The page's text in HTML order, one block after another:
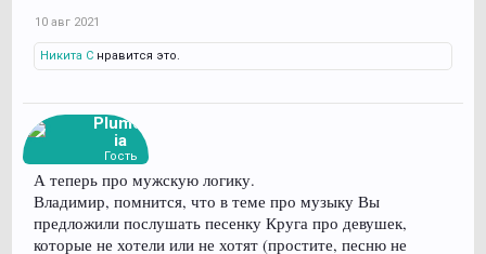
10 авг 2021
Никита С нравится это.
Plumer
ia
Гость
А теперь про мужскую логику.
Владимир, помнится, что в теме про музыку Вы
предложили послушать песенку Круга про девушек,
которые не хотели или не хотят (простите, песню не